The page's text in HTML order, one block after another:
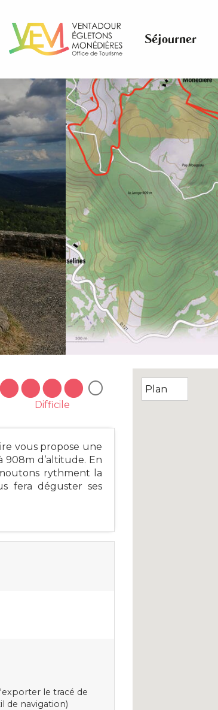
Séjourner
Difficile
vous propose une
908m d’altitude. En
rythment la
fera déguster ses
le tracé de
de navigation)